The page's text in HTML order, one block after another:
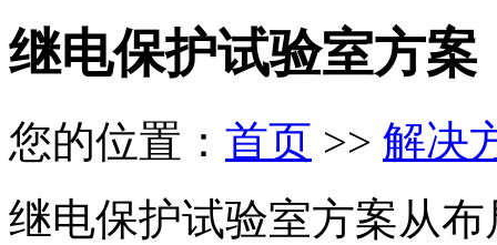
继电保护试验室方案
您的位置： 首页 >> 解决
继电保护试验室方案从